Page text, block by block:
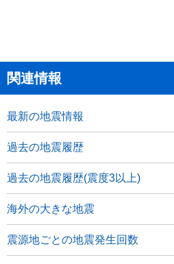
関連情報
最新の地震情報
過去の地震履歴
過去の地震履歴(震度3以上)
海外の大きな地震
震源地ごとの地震発生回数